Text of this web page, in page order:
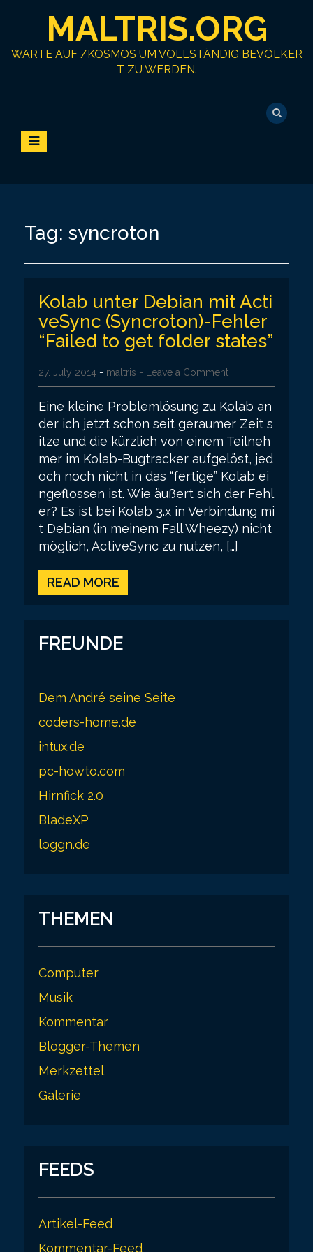
MALTRIS.ORG
WARTE AUF /KOSMOS UM VOLLSTÄNDIG BEVÖLKER
T ZU WERDEN.
Tag: syncroton
Kolab unter Debian mit Acti
veSync (Syncroton)-Fehler
“Failed to get folder states”
27. July 2014 - maltris - Leave a Comment
Eine kleine Problemlösung zu Kolab an
der ich jetzt schon seit geraumer Zeit s
itze und die kürzlich von einem Teilneh
mer im Kolab-Bugtracker aufgelöst, jed
och noch nicht in das “fertige” Kolab ei
ngeflossen ist. Wie äußert sich der Fehl
er? Es ist bei Kolab 3.x in Verbindung mi
t Debian (in meinem Fall Wheezy) nicht
möglich, ActiveSync zu nutzen, […]
READ MORE
FREUNDE
Dem André seine Seite
coders-home.de
intux.de
pc-howto.com
Hirnfick 2.0
BladeXP
loggn.de
THEMEN
Computer
Musik
Kommentar
Blogger-Themen
Merkzettel
Galerie
FEEDS
Artikel-Feed
Kommentar-Feed